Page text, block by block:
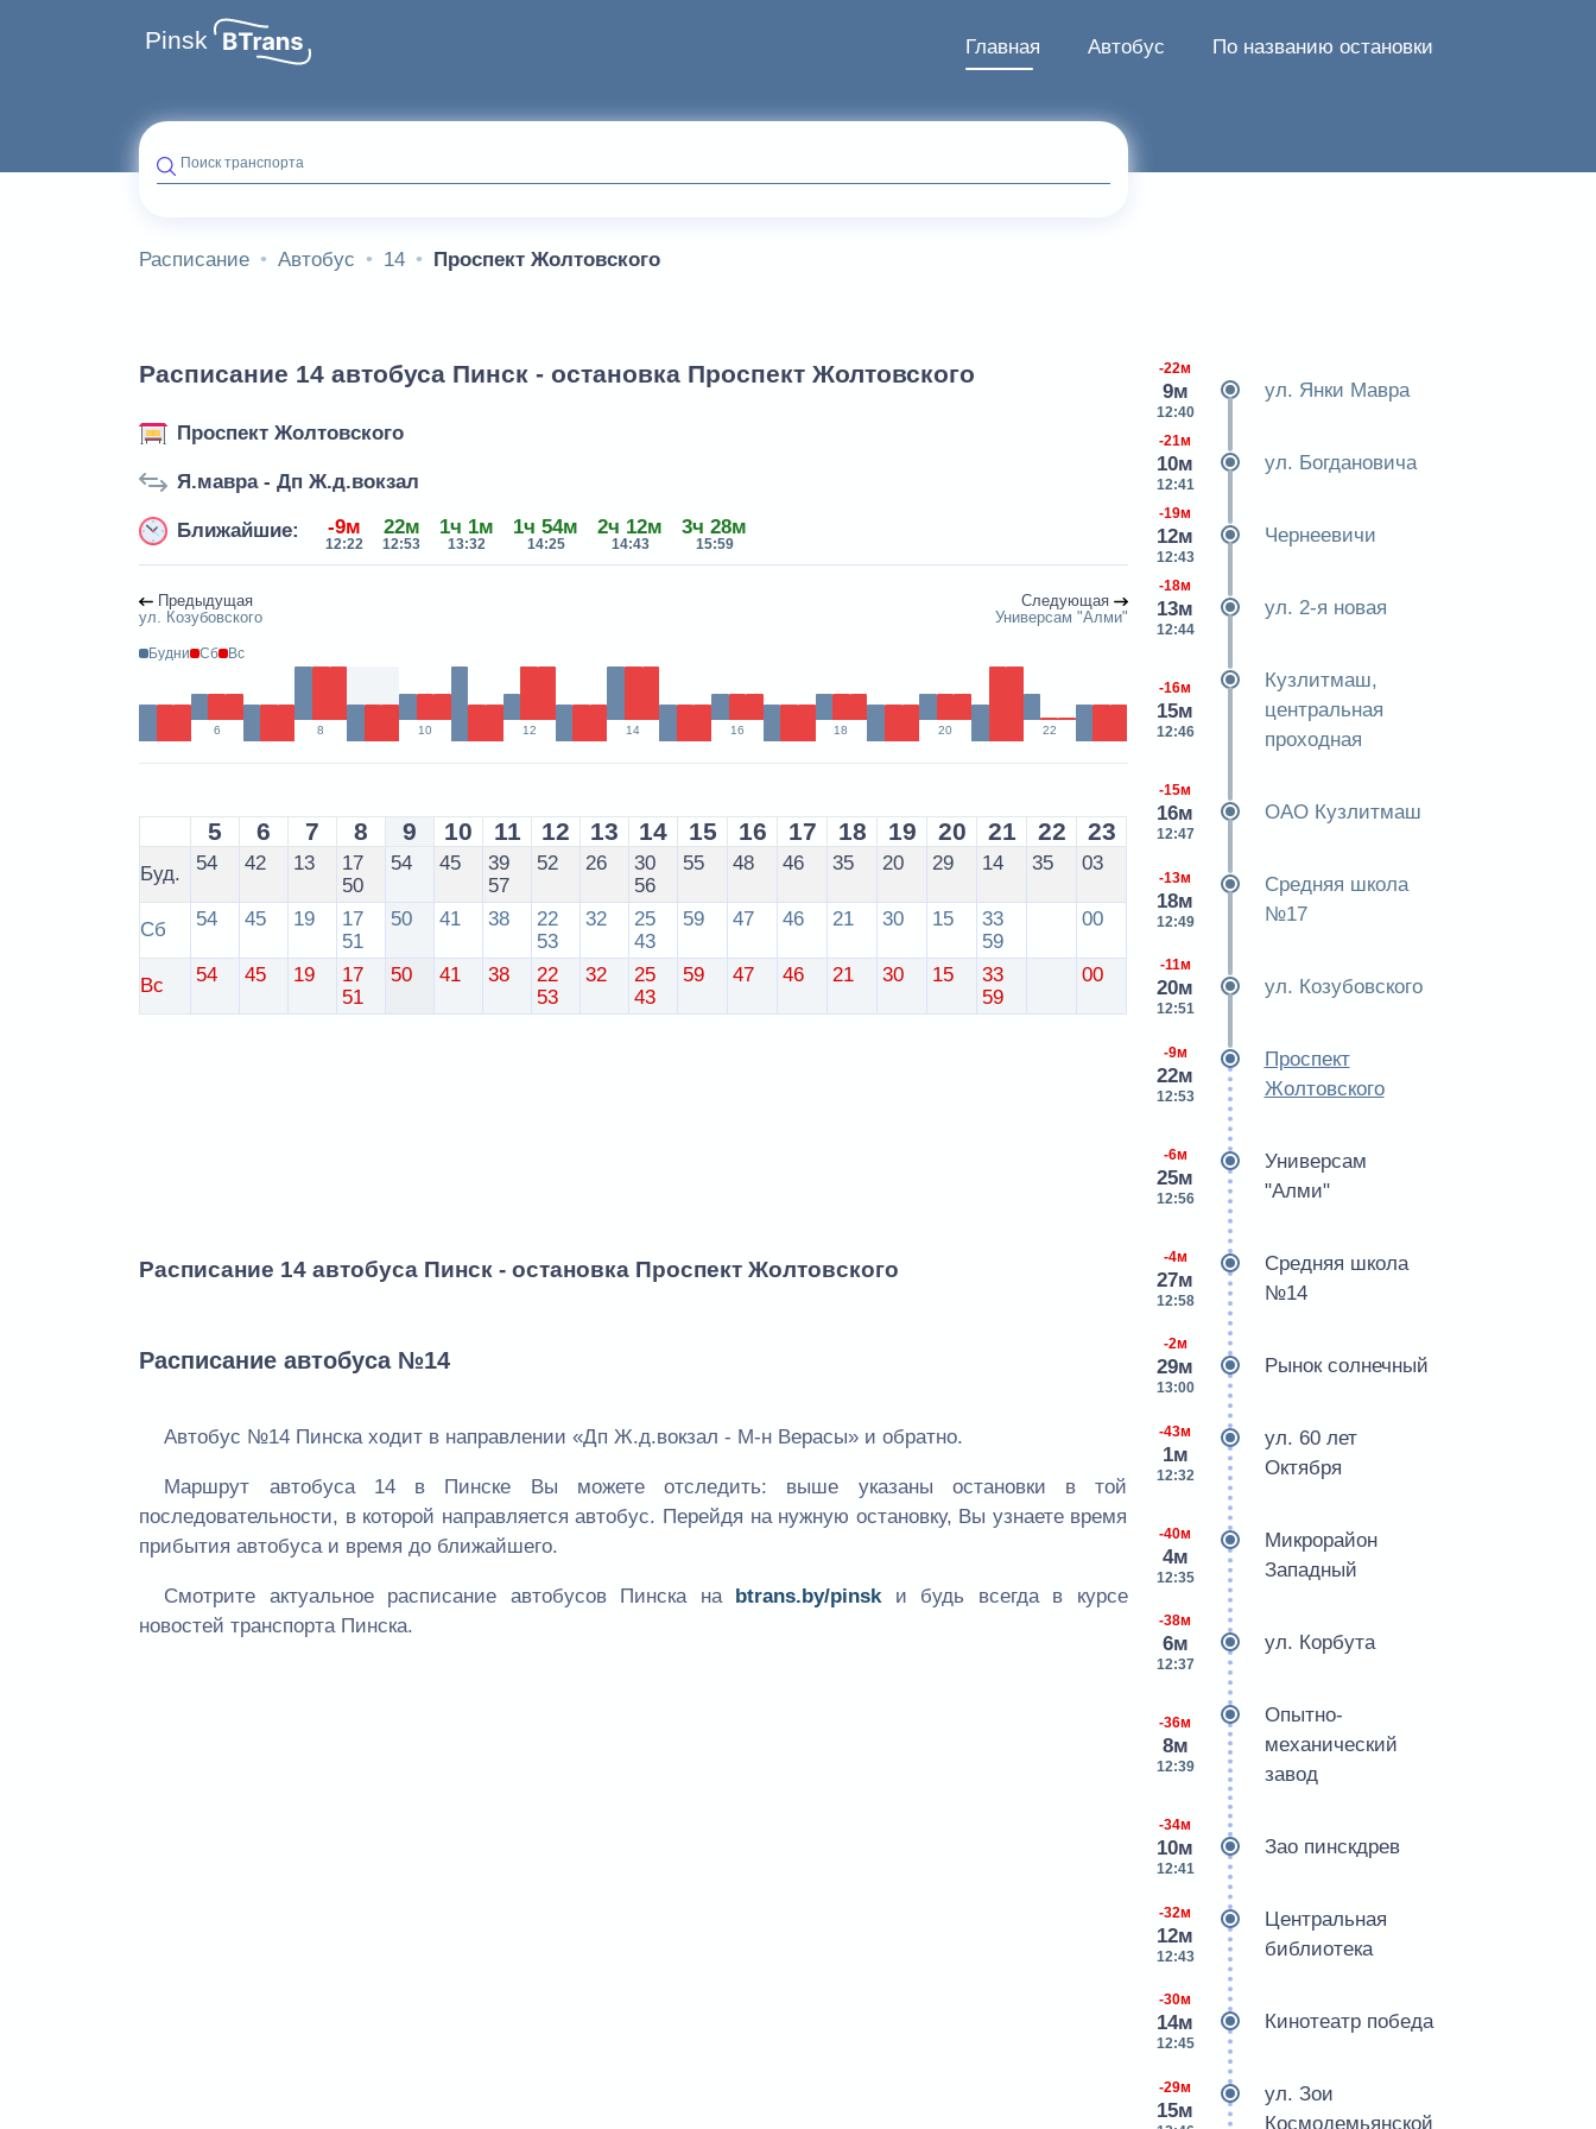
Pinsk Главная Автобус По названию остановки
Поиск транспорта
Расписание Автобус 14 Проспект Жолтовского
Расписание 14 автобуса Пинск - остановка Проспект Жолтовского
Проспект Жолтовского
Я.мавра - Дп Ж.д.вокзал
Ближайшие: -9м
12:22
22м
12:53
1ч 1м
13:32
1ч 54м
14:25
2ч 12м
14:43
3ч 28м
15:59
Предыдущая
ул. Козубовского
Следующая
Универсам "Алми"
Будни Сб Вс
6 8 10 12 14 16 18 20 22
5 6 7 8 9 10 11 12 13 14 15 16 17 18 19 20 21 22 23
Буд. 54 42 13
17
50
54 45
39
57
52 26
30
56
55 48 46 35 20 29 14 35 03
Сб 54 45 19
17
51
50 41 38
22
53
32
25
43
59 47 46 21 30 15
33
59
00
Вс 54 45 19
17
51
50 41 38
22
53
32
25
43
59 47 46 21 30 15
33
59
00
Расписание 14 автобуса Пинск - остановка Проспект Жолтовского
Расписание автобуса №14
Автобус №14 Пинска ходит в направлении «Дп Ж.д.вокзал - М-н Верасы» и обратно.
Маршрут автобуса 14 в Пинске Вы можете отследить: выше указаны остановки в той
последовательности, в которой направляется автобус. Перейдя на нужную остановку, Вы узнаете время
прибытия автобуса и время до ближайшего.
Смотрите актуальное расписание автобусов Пинска на btrans.by/pinsk и будь всегда в курсе
новостей транспорта Пинска.
-22м
9м
12:40
ул. Янки Мавра
-21м
10м
12:41
ул. Богдановича
-19м
12м
12:43
Чернеевичи
-18м
13м
12:44
ул. 2-я новая
-16м
15м
12:46
Кузлитмаш,
центральная
проходная
-15м
16м
12:47
ОАО Кузлитмаш
-13м
18м
12:49
Средняя школа
№17
-11м
20м
12:51
ул. Козубовского
-9м
22м
12:53
Проспект
Жолтовского
-6м
25м
12:56
Универсам
"Алми"
-4м
27м
12:58
Средняя школа
№14
-2м
29м
13:00
Рынок солнечный
-43м
1м
12:32
ул. 60 лет
Октября
-40м
4м
12:35
Микрорайон
Западный
-38м
6м
12:37
ул. Корбута
-36м
8м
12:39
Опытно-
механический
завод
-34м
10м
12:41
Зао пинскдрев
-32м
12м
12:43
Центральная
библиотека
-30м
14м
12:45
Кинотеатр победа
-29м
15м
ул. Зои
Космодемьянской